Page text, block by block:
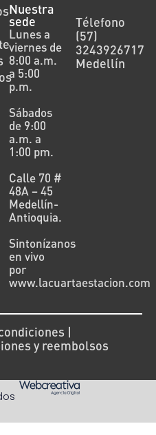
Nuestra
sede
Lunes a
viernes de
8:00 a.m.
a 5:00
p.m.
Sábados
de 9:00
a.m. a
1:00 pm.
Calle 70 #
48A – 45
Medellín-
Antioquia.
Sintonízanos
en vivo
por
www.lacuartaestacion.com
Télefono
(57)
3243926717
Medellín
|
y reembolsos